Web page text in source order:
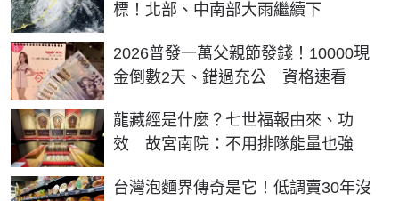
標！北部、中南部大雨繼續下
2026普發一萬父親節發錢！10000現
金倒數2天、錯過充公 資格速看
龍藏經是什麼？七世福報由來、功
效 故宮南院：不用排隊能量也強
台灣泡麵界傳奇是它！低調賣30年沒